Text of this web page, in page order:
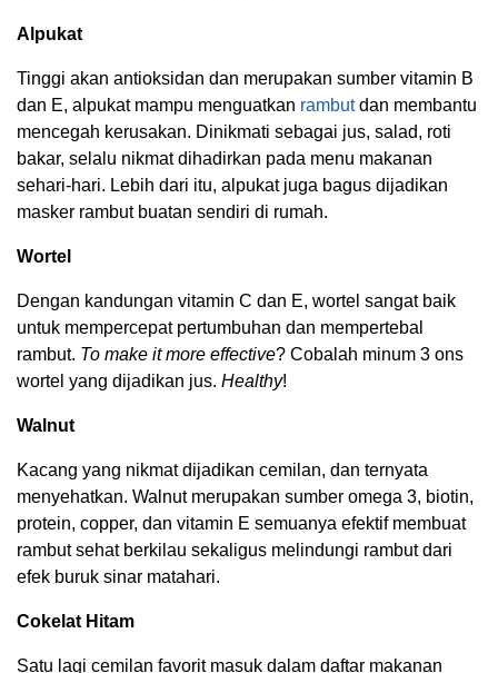
Alpukat
Tinggi akan antioksidan dan merupakan sumber vitamin B
dan E, alpukat mampu menguatkan rambutdan membantu
mencegah kerusakan. Dinikmati sebagai jus, salad, roti
bakar, selalu nikmat dihadirkan pada menu makanan
sehari-hari. Lebih dari itu, alpukat juga bagus dijadikan
masker rambut buatan sendiri di rumah.
Wortel
Dengan kandungan vitamin C dan E, wortel sangat baik
untuk mempercepat pertumbuhan dan mempertebal
rambut. To make it more effective? Cobalah minum 3 ons
wortel yang dijadikan jus. Healthy!
Walnut
Kacang yang nikmat dijadikan cemilan, dan ternyata
menyehatkan. Walnut merupakan sumber omega 3, biotin,
protein, copper, dan vitamin E semuanya efektif membuat
rambut sehat berkilau sekaligus melindungi rambut dari
efek buruk sinar matahari.
Cokelat Hitam
Satu lagi cemilan favorit masuk dalam daftar makanan